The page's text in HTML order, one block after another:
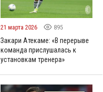
21 марта 2026 895
Закари Атекаме: «В перерыве
команда прислушалась к
установкам тренера»